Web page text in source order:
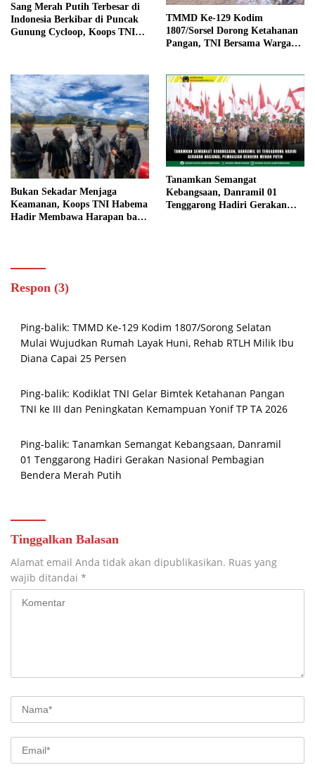
Sang Merah Putih Terbesar di
Indonesia Berkibar di Puncak
Gunung Cycloop, Koops TNI
TMMD Ke-129 Kodim
1807/Sorsel Dorong Ketahanan
Pangan, TNI Bersama Warga
Bukan Sekadar Menjaga
Keamanan, Koops TNI Habema
Hadir Membawa Harapan bagi
Tanamkan Semangat
Kebangsaan, Danramil 01
Tenggarong Hadiri Gerakan
Respon (3)
Ping-balik: TMMD Ke-129 Kodim 1807/Sorong Selatan
Mulai Wujudkan Rumah Layak Huni, Rehab RTLH Milik Ibu
Diana Capai 25 Persen
Ping-balik: Kodiklat TNI Gelar Bimtek Ketahanan Pangan
TNI ke III dan Peningkatan Kemampuan Yonif TP TA 2026
Ping-balik: Tanamkan Semangat Kebangsaan, Danramil
01 Tenggarong Hadiri Gerakan Nasional Pembagian
Bendera Merah Putih
Tinggalkan Balasan
Alamat email Anda tidak akan dipublikasikan. Ruas yang
wajib ditandai *